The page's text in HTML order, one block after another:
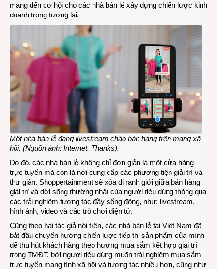
mang đến cơ hội cho các nhà bán lẻ xây dựng chiến lược kinh
doanh trong tương lai.
Một nhà bán lẻ đang livestream chào bán hàng trên mạng xã
hội. (Nguồn ảnh: Internet. Thanks).
Do đó, các nhà bán lẻ không chỉ đơn giản là một cửa hàng
trực tuyến mà còn là nơi cung cấp các phương tiện giải trí và
thư giãn. Shoppertainment sẽ xóa đi ranh giới giữa bán hàng,
giải trí và đời sống thường nhật của người tiêu dùng thông qua
các trải nghiệm tương tác đầy sống động, như: livestream,
hình ảnh, video và các trò chơi điện tử.
Cũng theo hai tác giả nói trên, các nhà bán lẻ tại Việt Nam đã
bắt đầu chuyển hướng chiến lược tiếp thị sản phẩm của mình
để thu hút khách hàng theo hướng mua sắm kết hợp giải trí
trong TMĐT, bởi người tiêu dùng muốn trải nghiệm mua sắm
trực tuyến mang tính xã hội và tương tác nhiều hơn, cũng như